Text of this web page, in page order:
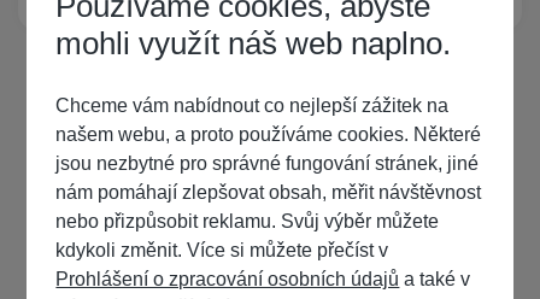
mohli využít náš web naplno.
Chceme vám nabídnout co nejlepší zážitek na
našem webu, a proto používáme cookies. Některé
jsou nezbytné pro správné fungování stránek, jiné
nám pomáhají zlepšovat obsah, měřit návštěvnost
nebo přizpůsobit reklamu. Svůj výběr můžete
kdykoli změnit. Více si můžete přečíst v
Prohlášení o zpracování osobních údajů a také v